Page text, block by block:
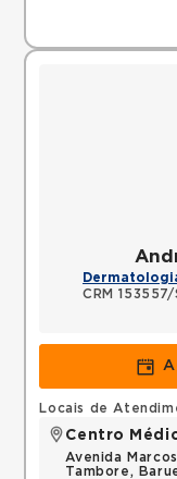
CRM 153557/
Locais de
Centro
Avenida
Tambore,